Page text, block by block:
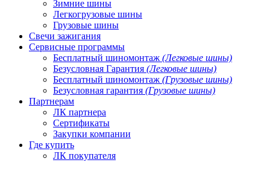
Зимние шины
Легкогрузовые шины
Грузовые шины
Свечи зажигания
Сервисные программы
Бесплатный шиномонтаж (Легковые шины)
Безусловная Гарантия (Легковые шины)
Бесплатный шиномонтаж (Грузовые шины)
Безусловная гарантия (Грузовые шины)
Партнерам
ЛК партнера
Сертификаты
Закупки компании
Где купить
ЛК покупателя